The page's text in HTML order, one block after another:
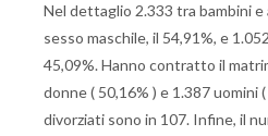
Nel dettaglio 2.333 tra bambini
sesso maschile, il 54,91%, e
45,09%. Hanno contratto il
donne ( 50,16% ) e 1.387 uomini
divorziati sono in 107. Infine, il